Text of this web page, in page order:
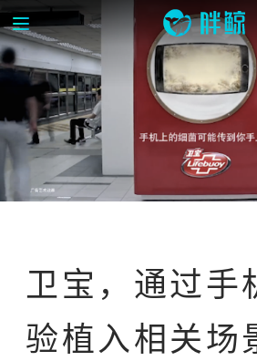
卫宝，通过手
验植入相关场